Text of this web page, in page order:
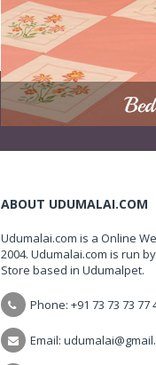
ABOUT UDUMALAI.COM
Udumalai.com is a Online
2004. Udumalai.com is run
Store based in Udumalpet.
Phone: +91 73 73 73 77
Email: